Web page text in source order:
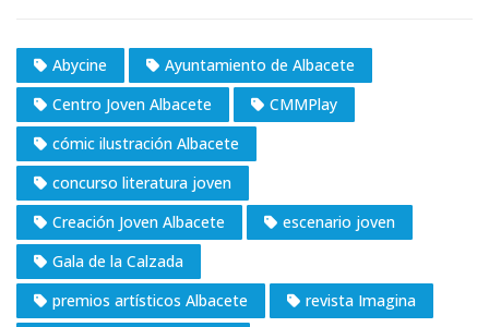
Abycine
Ayuntamiento de Albacete
Centro Joven Albacete
CMMPlay
cómic ilustración Albacete
concurso literatura joven
Creación Joven Albacete
escenario joven
Gala de la Calzada
premios artísticos Albacete
revista Imagina